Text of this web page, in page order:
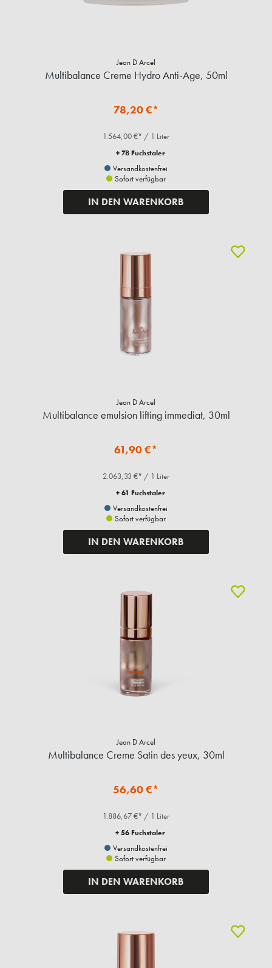
Jean D Arcel
Multibalance Creme Hydro Anti-Age, 50ml
78,20 €*
1.564,00 €* / 1 Liter
+ 78 Fuchstaler
Versandkostenfrei
Sofort verfügbar
IN DEN WARENKORB
Jean D Arcel
Multibalance emulsion lifting immediat, 30ml
61,90 €*
2.063,33 €* / 1 Liter
+ 61 Fuchstaler
Versandkostenfrei
Sofort verfügbar
IN DEN WARENKORB
Jean D Arcel
Multibalance Creme Satin des yeux, 30ml
56,60 €*
1.886,67 €* / 1 Liter
+ 56 Fuchstaler
Versandkostenfrei
Sofort verfügbar
IN DEN WARENKORB